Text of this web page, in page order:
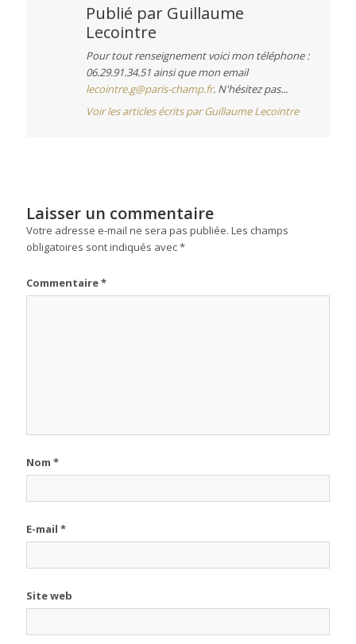
Publié par Guillaume
Lecointre
Pour tout renseignement voici mon téléphone :
06.29.91.34.51 ainsi que mon email
lecointre.g@paris-champ.fr. N'hésitez pas...
Voir les articles écrits par Guillaume Lecointre
Laisser un commentaire
Votre adresse e-mail ne sera pas publiée. Les champs
obligatoires sont indiqués avec*
Commentaire*
Nom*
E-mail*
Site web